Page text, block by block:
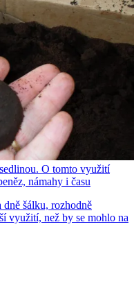
O tomto využití
námahy i času
šálku, rozhodně
využití, než by se mohlo na